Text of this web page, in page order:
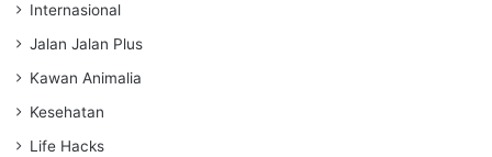
Internasional
Jalan Jalan Plus
Kawan Animalia
Kesehatan
Life Hacks